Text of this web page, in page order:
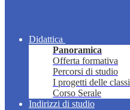
Didattica
Panoramica
Offerta formativa
Percorsi di studio
I progetti delle classi
Corso Serale
Indirizzi di studio